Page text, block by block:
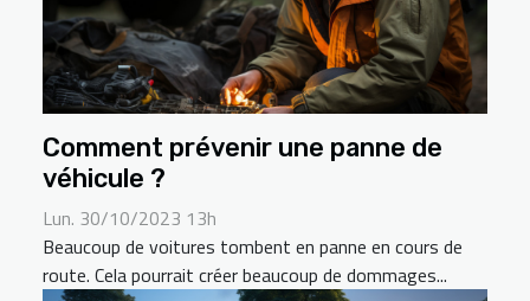
Comment prévenir une panne de
véhicule ?
Lun. 30/10/2023 13h
Beaucoup de voitures tombent en panne en cours de
route. Cela pourrait créer beaucoup de dommages...